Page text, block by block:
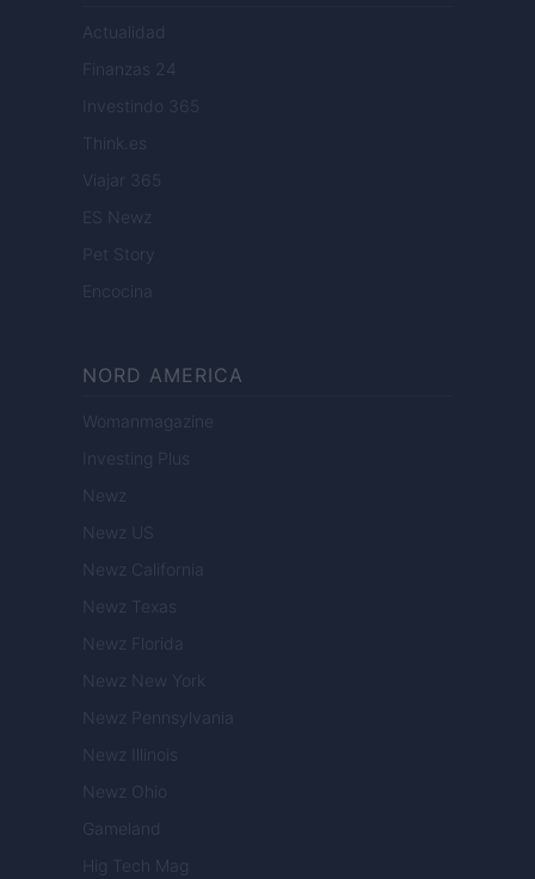
Actualidad
Finanzas 24
Investindo 365
Think.es
Viajar 365
ES Newz
Pet Story
Encocina
NORD AMERICA
Womanmagazine
Investing Plus
Newz
Newz US
Newz California
Newz Texas
Newz Florida
Newz New York
Newz Pennsylvania
Newz Illinois
Newz Ohio
Gameland
Hig Tech Mag